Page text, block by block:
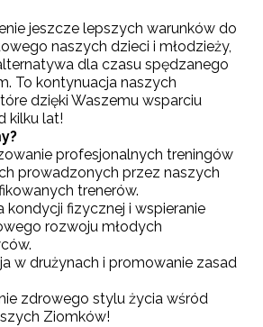
jeszcze lepszych warunków do
naszych dzieci i młodzieży,
dla czasu spędzanego
To kontynuacja naszych
dzięki Waszemu wsparciu
kilku lat!
profesjonalnych treningów
prowadzonych przez naszych
trenerów.
kondycji fizycznej i wspieranie
rozwoju młodych
w drużynach i promowanie zasad
zdrowego stylu życia wśród
Ziomków!